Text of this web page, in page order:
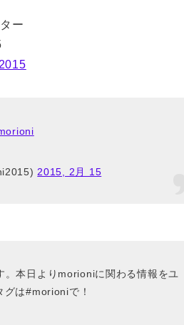
ー
2015, 2月 15
本日よりmorioniに関わる情報をユ
グは#morioniで！